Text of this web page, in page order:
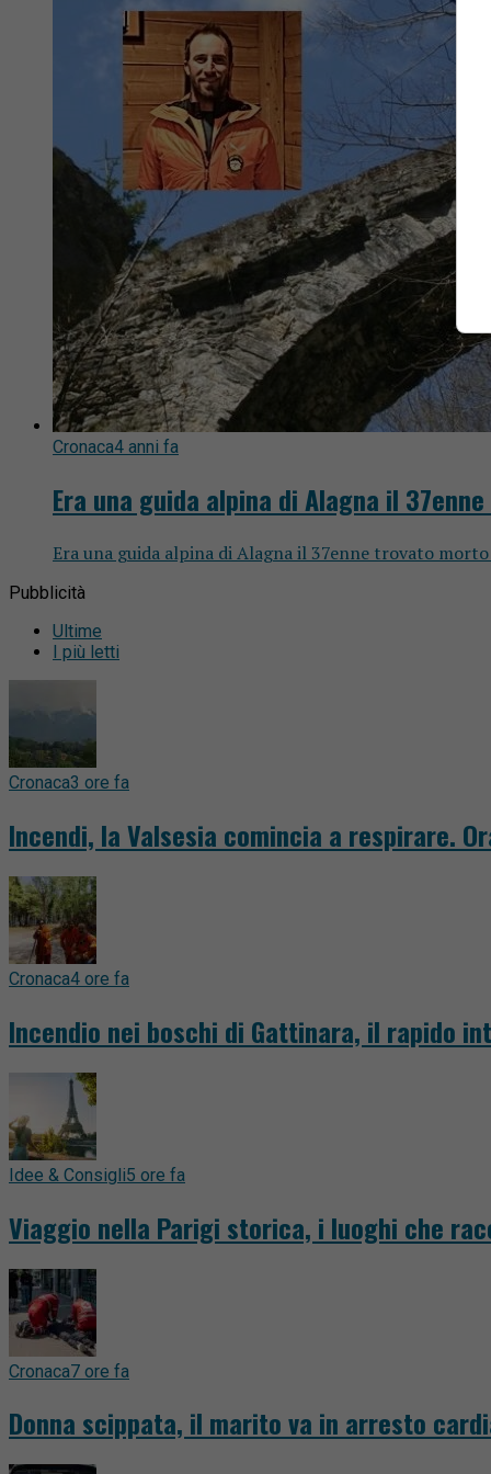
Cronaca4 anni fa
Era una guida alpina di Alagna il
Era una guida alpina di Alagna il 37enne trovato
Pubblicità
Ultime
I più letti
Cronaca3 ore fa
Incendi, la Valsesia comincia a respirare.
Cronaca4 ore fa
Incendio nei boschi di Gattinara, il rapido
Idee & Consigli5 ore fa
Viaggio nella Parigi storica, i luoghi che
Cronaca7 ore fa
Donna scippata, il marito va in arresto